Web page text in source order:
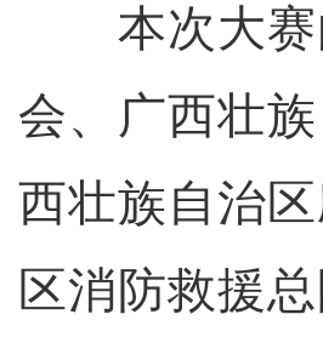
本次大赛
会、广西壮
西壮族自治
区消防救援